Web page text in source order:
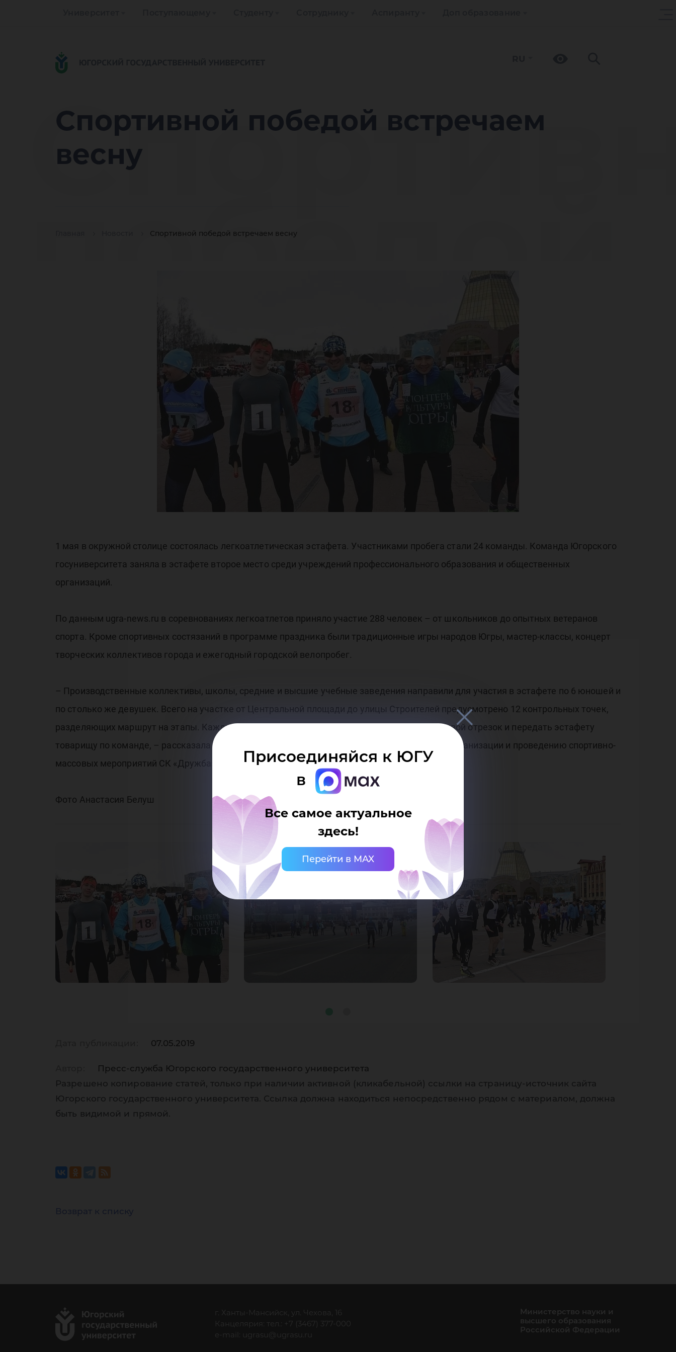
Спортивной победой встречаем
весну
Спортивной победой встречаем весну
победой
весну
Присоединяйся к ЮГУ
в
Все самое актуальное
здесь!
Перейти в MAX
1 мая в окружной столице состоялась легкоатлетическая эстафета. Участниками пробега стали 24 команды. Команда Югорского
госуниверситета заняла в эстафете второе место среди учреждений профессионального образования и общественных
организаций.
По данным ugra-news.ru в соревнованиях легкоатлетов приняло участие 288 человек – от школьников до опытных ветеранов
спорта. Кроме спортивных состязаний в программе праздника были традиционные игры народов Югры, мастер-классы, концерт
творческих коллективов города и ежегодный городской велопробег.
– Производственные коллективы, школы, средние и высшие учебные заведения направили для участия в эстафете по 6 юношей и
по столько же девушек. Всего на участке от Центральной площади до улицы Строителей предусмотрено 12 контрольных точек,
разделяющих маршрут на этапы. Каждый бегун должен был максимально быстро пройти свой отрезок и передать эстафету
товарищу по команде, – рассказала исполняющая обязанности заместителя директора по организации и проведению спортивно-
массовых мероприятий СК «Дружба» Лариса Лысенкова.
Фото Анастасия Белуш
07.05.2019
Пресс-служба Югорского государственного университета
Разрешено копирование статей, только при наличии активной (кликабельной) ссылки на страницу-источник сайта
Югорского государственного университета. Ссылка должна находиться непосредственно рядом с материалом, должна
быть видимой и прямой.
Возврат к списку
г. Ханты-Мансийск, ул. Чехова, 16
Канцелярия: тел.: +7 (3467) 377-000
e-mail:
ugrasu@ugrasu.ru
Министерство науки и
высшего образования
Российской Федерации